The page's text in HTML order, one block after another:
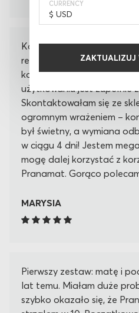
CURRENCY
ZAKTUALIZUJ
przechodzę do "krainy
być moim najlepszym
Korzystałam z mojej
regularnie i z dużą
kolce się zużyły, co przy
użytkowaniu jest zupełnie
Skontaktowałam się ze
ogromnym wrażeniem –
był świetny, a wymiana
w ciągu 4 dni! Jestem
mogę dalej korzystać z
Pranamat. Gorąco
MARYSIA
Pierwszy zestaw: matę i
lat temu. Miałam duże
szybko okazało się, że